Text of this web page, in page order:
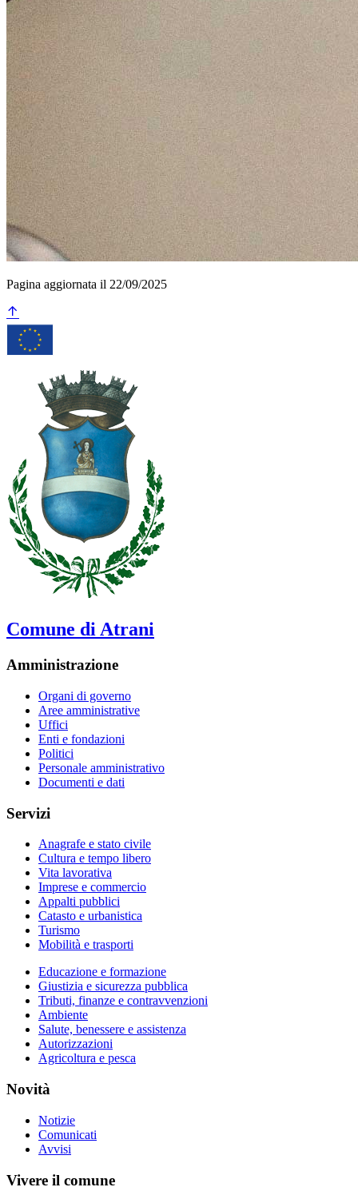
Pagina aggiornata il 22/09/2025
Comune di Atrani
Amministrazione
Organi di governo
Aree amministrative
Uffici
Enti e fondazioni
Politici
Personale amministrativo
Documenti e dati
Servizi
Anagrafe e stato civile
Cultura e tempo libero
Vita lavorativa
Imprese e commercio
Appalti pubblici
Catasto e urbanistica
Turismo
Mobilità e trasporti
Educazione e formazione
Giustizia e sicurezza pubblica
Tributi, finanze e contravvenzioni
Ambiente
Salute, benessere e assistenza
Autorizzazioni
Agricoltura e pesca
Novità
Notizie
Comunicati
Avvisi
Vivere il comune